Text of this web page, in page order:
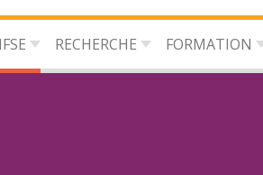
RECHERCHE FORMATION